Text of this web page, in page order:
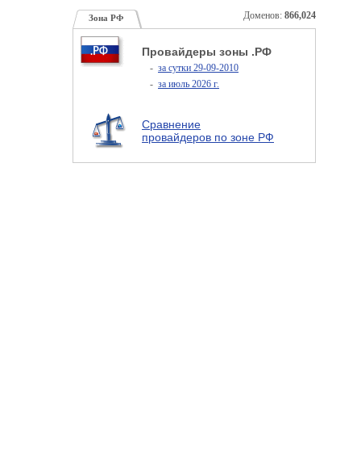
Доменов: 866,024
Зона РФ
Провайдеры зоны .РФ
- за сутки 29-09-2010
- за июль 2026 г.
Сравнение
провайдеров по зоне РФ